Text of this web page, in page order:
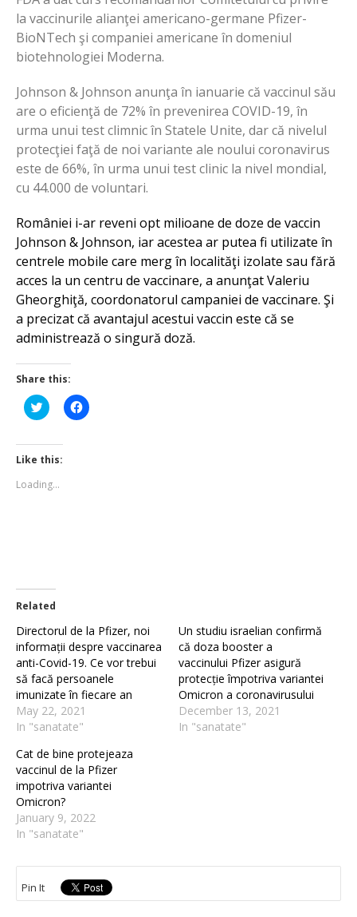
la vaccinurile alianţei americano-germane Pfizer-
BioNTech şi companiei americane în domeniul
biotehnologiei Moderna.
Johnson & Johnson anunţa în ianuarie că vaccinul său
are o eficienţă de 72% în prevenirea COVID-19, în
urma unui test climnic în Statele Unite, dar că nivelul
protecţiei faţă de noi variante ale noului coronavirus
este de 66%, în urma unui test clinic la nivel mondial,
cu 44.000 de voluntari.
României i-ar reveni opt milioane de doze de vaccin
Johnson & Johnson, iar acestea ar putea fi utilizate în
centrele mobile care merg în localităţi izolate sau fără
acces la un centru de vaccinare, a anunţat Valeriu
Gheorghiţă, coordonatorul campaniei de vaccinare. Şi
a precizat că avantajul acestui vaccin este că se
administrează o singură doză.
Share this:
Click
to
Twitter
(Opens
in
window)
Click
to
Like this:
Loading...
Related
Directorul de la Pfizer, noi
informații despre vaccinarea
anti-Covid-19. Ce vor trebui
să facă persoanele
imunizate în fiecare an
May 22, 2021
In "sanatate"
Un studiu israelian confirmă
că doza booster a
vaccinului Pfizer asigură
protecție împotriva variantei
Omicron a coronavirusului
December 13, 2021
In "sanatate"
Cat de bine protejeaza
vaccinul de la Pfizer
impotriva variantei
Omicron?
January 9, 2022
In "sanatate"
Pin It